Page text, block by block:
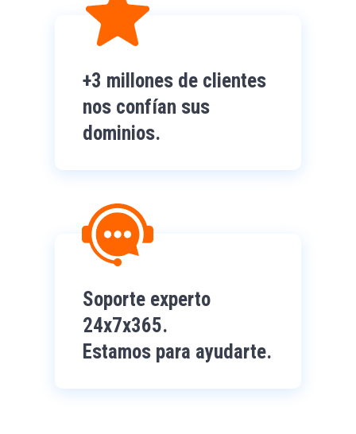
+3 millones de clientes
nos confían sus
dominios.
Soporte experto
24x7x365.
Estamos para ayudarte.